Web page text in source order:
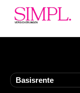
Basisrente